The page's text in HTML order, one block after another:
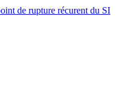
de rupture récurent du SI